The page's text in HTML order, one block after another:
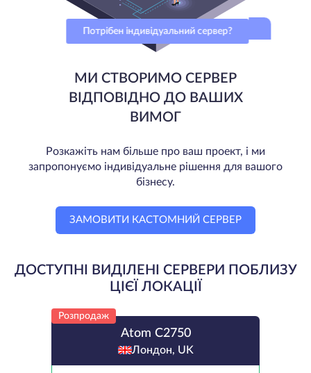
Потрібен індивідуальний сервер?
МИ СТВОРИМО СЕРВЕР
ВІДПОВІДНО ДО ВАШИХ
ВИМОГ
Розкажіть нам більше про ваш проект, і ми
запропонуємо індивідуальне рішення для вашого
бізнесу.
ЗАМОВИТИ КАСТОМНИЙ СЕРВЕР
ДОСТУПНІ ВИДІЛЕНІ СЕРВЕРИ ПОБЛИЗУ
ЦІЄЇ ЛОКАЦІЇ
Розпродаж
Atom C2750
Лондон, UK